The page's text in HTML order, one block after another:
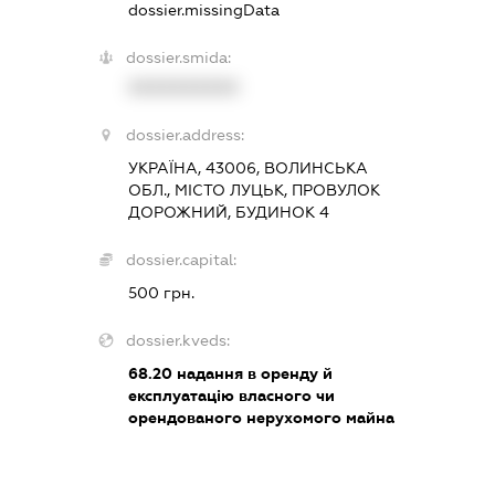
dossier.missingData
dossier.smida:
dossier.address:
УКРАЇНА, 43006, ВОЛИНСЬКА
ОБЛ., МІСТО ЛУЦЬК, ПРОВУЛОК
ДОРОЖНИЙ, БУДИНОК 4
dossier.capital:
500 грн.
dossier.kveds:
68.20 надання в оренду й
експлуатацію власного чи
орендованого нерухомого майна